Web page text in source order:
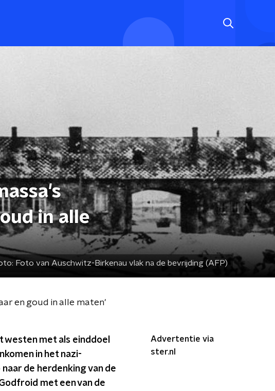
in alle
Foto van Auschwitz-Birkenau vlak na de bevrijding (AFP)
en goud in alle maten'
westen met als einddoel
in het nazi-
de herdenking van de
met een van de
Advertentie via
ster.nl